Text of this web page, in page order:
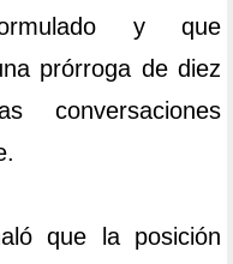
y que
prórroga de diez
conversaciones
que la posición